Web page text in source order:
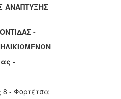
ΑΝΑΠΤΥΞΗΣ
-
-
8 - Φορτέτσα